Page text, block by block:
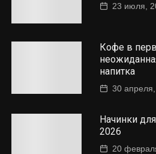
23 июля,
Кофе в
напитка
30
Начинки
2026
20